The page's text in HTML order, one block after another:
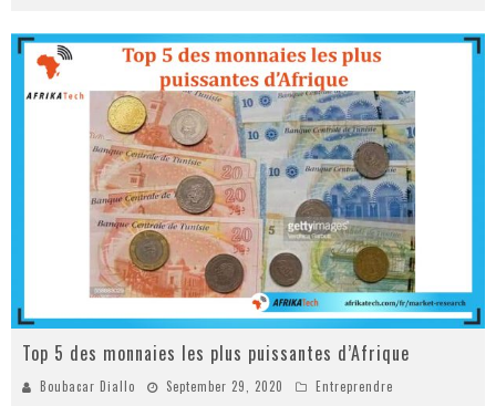
Top 5 des monnaies les plus puissantes d’Afrique
Boubacar Diallo September 29, 2020 Entreprendre